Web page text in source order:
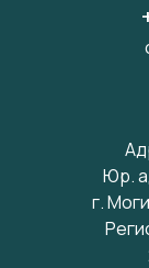
Юр.
г.